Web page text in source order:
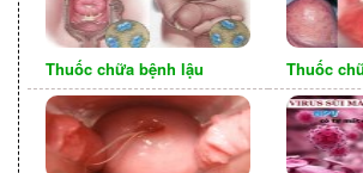
Chỉ cần có sự tiếp xúc da với da,
có thể lây nhiễm sùi mào gà cho
Quá trình tiếp xúc da với da,
điều kiện cho vi khuẩn HPV,
Thuốc chữa bệnh lậu Thuốc